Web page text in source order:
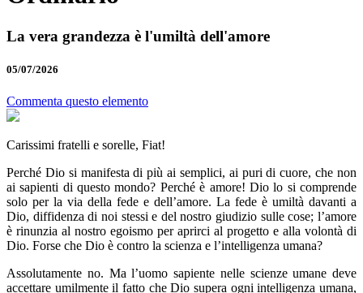
La vera grandezza è l'umiltà dell'amore
05/07/2026
Commenta questo elemento
Carissimi fratelli e sorelle, Fiat!
Perché Dio si manifesta di più ai semplici, ai puri di cuore, che non
ai sapienti di questo mondo? Perché è amore! Dio lo si comprende
solo per la via della fede e dell’amore. La fede è umiltà davanti a
Dio, diffidenza di noi stessi e del nostro giudizio sulle cose; l’amore
è rinunzia al nostro egoismo per aprirci al progetto e alla volontà di
Dio. Forse che Dio è contro la scienza e l’intelligenza umana?
Assolutamente no. Ma l’uomo sapiente nelle scienze umane deve
accettare umilmente il fatto che Dio supera ogni intelligenza umana,